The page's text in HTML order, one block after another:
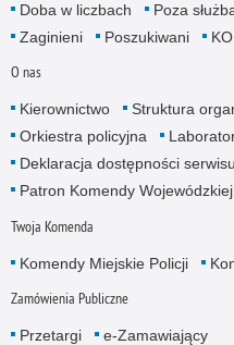
Doba w liczbach
Poza
Zaginieni
Poszukiwani
O nas
Kierownictwo Struktura
Orkiestra policyjna
Deklaracja dostępności serwisu
Patron Komendy
Twoja Komenda
Komendy Miejskie Policji
Zamówienia Publiczne
Przetargi
e-Zamawiający